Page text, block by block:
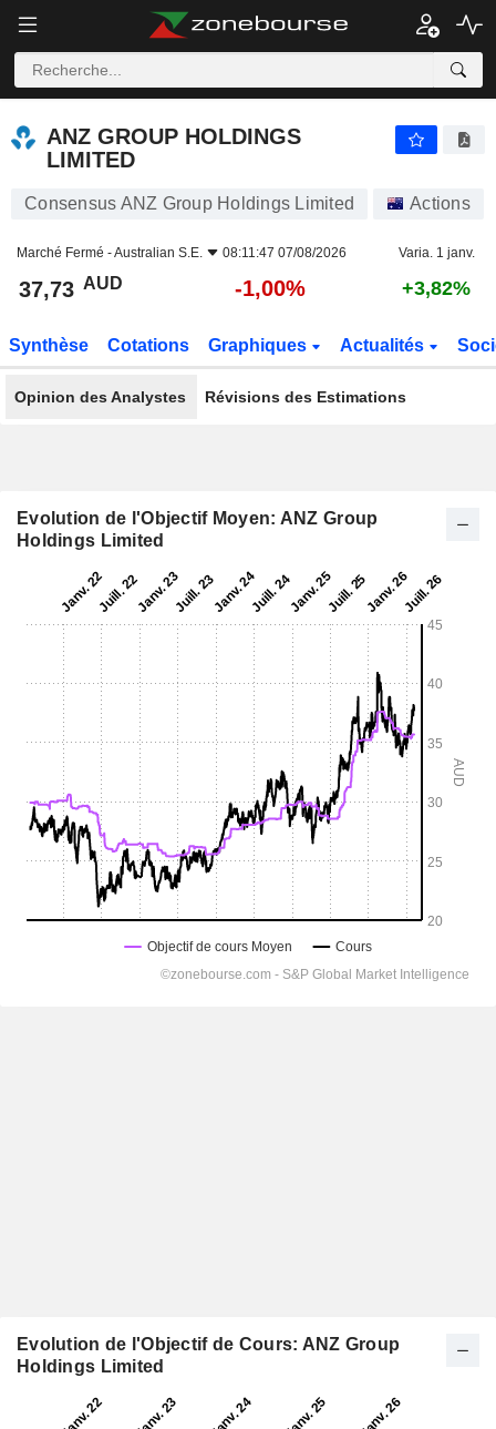
ANZ GROUP HOLDINGS
LIMITED
Consensus ANZ Group Holdings Limited Actions
Marché Fermé -Australian S.E. 08:11:47 07/08/2026 Varia. 1 janv.
37,73 AUD -1,00% +3,82%
Synthèse Cotations Graphiques Actualités
Opinion des Analystes Révisions des Estimations
Evolution de l'Objectif Moyen: ANZ Group
Holdings Limited
Evolution de l'Objectif de Cours: ANZ Group
Holdings Limited